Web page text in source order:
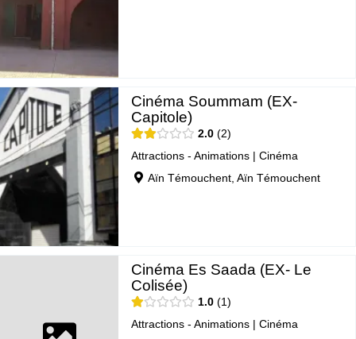
Cinéma Soummam (EX-
Capitole)
2.0
2
Attractions - Animations |Cinéma
Aïn Témouchent, Aïn Témouchent
Cinéma Es Saada (EX- Le
Colisée)
1.0
1
Attractions - Animations |Cinéma